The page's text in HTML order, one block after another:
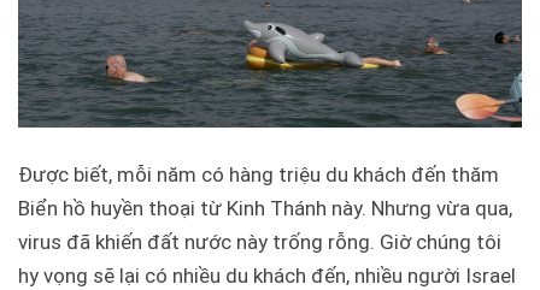
Được biết, mỗi năm có hàng triệu du khách đến thăm
Biển hồ huyền thoại từ Kinh Thánh này. Nhưng vừa qua,
virus đã khiến đất nước này trống rỗng. Giờ chúng tôi
hy vọng sẽ lại có nhiều du khách đến, nhiều người Israel